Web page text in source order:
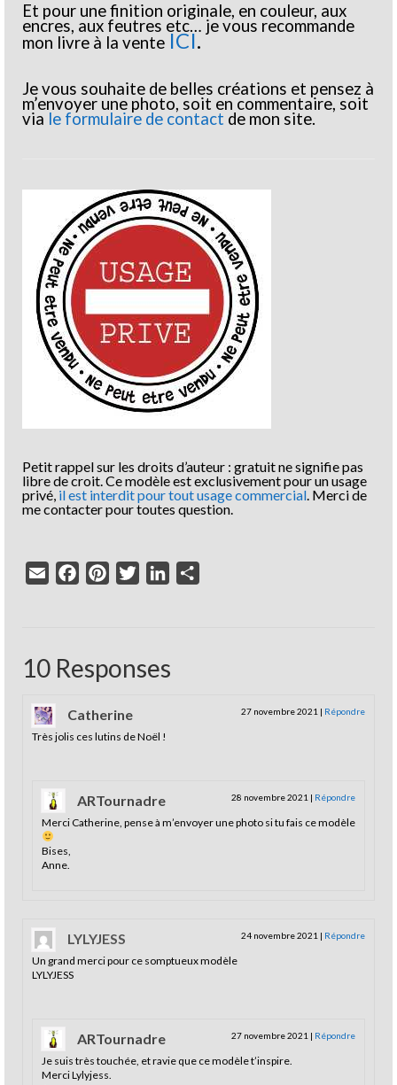
Et pour une finition originale, en couleur, aux
encres, aux feutres etc… je vous recommande
mon livre à la venteICI.
Je vous souhaite de belles créations et pensez à
m’envoyer une photo, soit en commentaire, soit
via le formulaire de contact de mon site.
Petit rappel sur les droits d’auteur : gratuit ne signifie pas
libre de croit. Ce modèle est exclusivement pour un usage
privé, il est interdit pour tout usage commercial. Merci de
me contacter pour toutes question.
Email FacebookPinterestTwitterLinkedIn
10 Responses
Catherine 27 novembre 2021 | Répondre
Très jolis ces lutins de Noël !
ARTournadre 28 novembre 2021 | Répondre
Merci Catherine, pense à m’envoyer une photo si tu fais ce modèle
Bises,
Anne.
LYLYJESS 24 novembre 2021 | Répondre
Un grand merci pour ce somptueux modèle
LYLYJESS
ARTournadre 27 novembre 2021 | Répondre
Je suis très touchée, et ravie que ce modèle t’inspire.
Merci Lylyjess.